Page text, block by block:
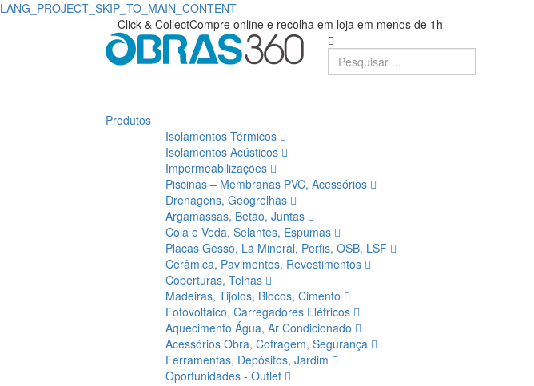
LANG_PROJECT_SKIP_TO_MAIN_CONTENT
Click & CollectCompre online e recolha em loja em menos de 1h
Produtos
Isolamentos Térmicos
Isolamentos Acústicos
Impermeabilizações
Piscinas – Membranas PVC, Acessórios
Drenagens, Geogrelhas
Argamassas, Betão, Juntas
Cola e Veda, Selantes, Espumas
Placas Gesso, Lã Mineral, Perfis, OSB, LSF
Cerâmica, Pavimentos, Revestimentos
Coberturas, Telhas
Madeiras, Tijolos, Blocos, Cimento
Fotovoltaico, Carregadores Elétricos
Aquecimento Água, Ar Condicionado
Acessórios Obra, Cofragem, Segurança
Ferramentas, Depósitos, Jardim
Oportunidades - Outlet